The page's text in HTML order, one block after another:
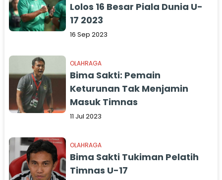
Lolos 16 Besar Piala Dunia U-
17 2023
16 Sep 2023
OLAHRAGA
Bima Sakti: Pemain
Keturunan Tak Menjamin
Masuk Timnas
11 Jul 2023
OLAHRAGA
Bima Sakti Tukiman Pelatih
Timnas U-17